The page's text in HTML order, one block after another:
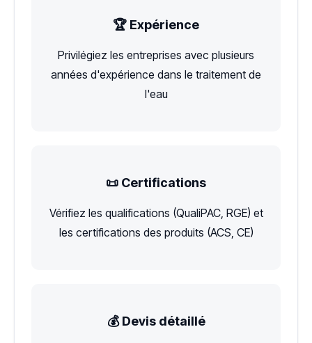
🏆 Expérience
Privilégiez les entreprises avec plusieurs
années d'expérience dans le traitement de
l'eau
📜 Certifications
Vérifiez les qualifications (QualiPAC, RGE) et
les certifications des produits (ACS, CE)
💰 Devis détaillé